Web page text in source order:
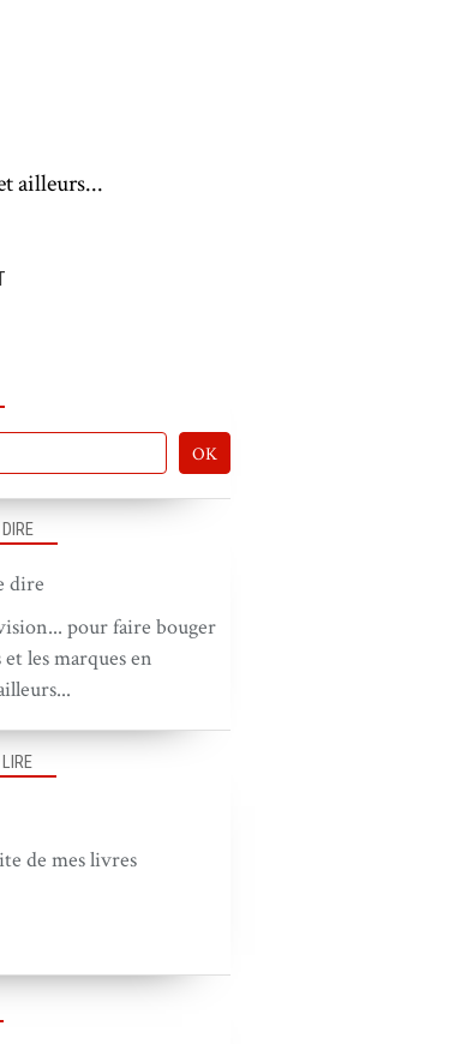
ailleurs...
pour faire bouger
et les marques en
de mes livres